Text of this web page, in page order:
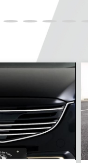
ご了承ください。
了承ください。